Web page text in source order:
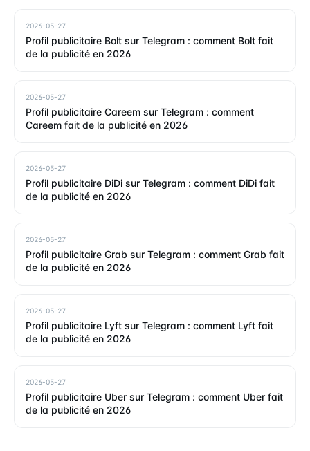
2026-05-27
Profil publicitaire Bolt sur Telegram : comment Bolt fait
de la publicité en 2026
2026-05-27
Profil publicitaire Careem sur Telegram : comment
Careem fait de la publicité en 2026
2026-05-27
Profil publicitaire DiDi sur Telegram : comment DiDi fait
de la publicité en 2026
2026-05-27
Profil publicitaire Grab sur Telegram : comment Grab fait
de la publicité en 2026
2026-05-27
Profil publicitaire Lyft sur Telegram : comment Lyft fait
de la publicité en 2026
2026-05-27
Profil publicitaire Uber sur Telegram : comment Uber fait
de la publicité en 2026